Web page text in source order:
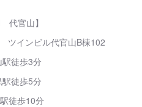
代官山】
ツインビル代官山B棟102
駅徒歩3分
駅徒歩5分
徒歩10分